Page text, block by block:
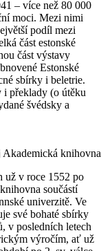
– více než 80 000
moci. Mezi nimi
podíl mezi
část estonské
část výstavy
Estonské
sbírky i beletrie.
i překlady (o útěku
švédsky a
Akademická
už v roce 1552 po
součástí
univerzitě. Ve
své bohaté sbírky
v posledních letech
výročím, ať už